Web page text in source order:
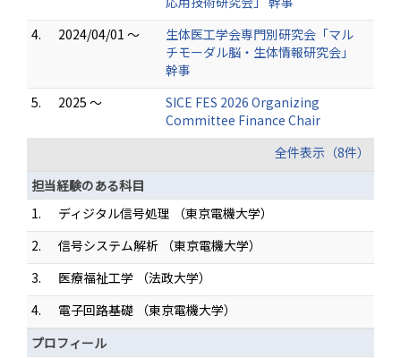
4.
2024/04/01 ～
生体医工学会専門別研究会「マル
チモーダル脳・生体情報研究会」
幹事
5.
2025 ～
SICE FES 2026 Organizing
Committee Finance Chair
全件表示（8件）
担当経験のある科目
1.
ディジタル信号処理 （東京電機大学）
2.
信号システム解析 （東京電機大学）
3.
医療福祉工学 （法政大学）
4.
電子回路基礎 （東京電機大学）
プロフィール